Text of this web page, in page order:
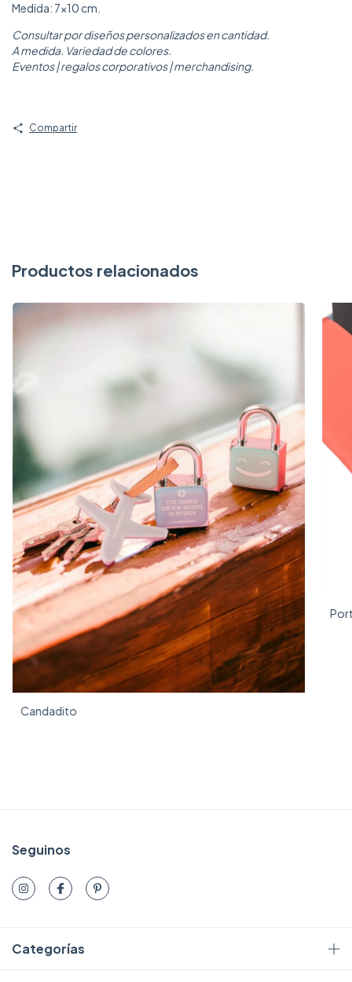
Medida: 7x10 cm.
Consultar por diseños personalizados en cantidad.
A medida. Variedad de colores.
Eventos | regalos corporativos | merchandising.
Compartir
Productos relacionados
Candadito
Seguinos
Categorías